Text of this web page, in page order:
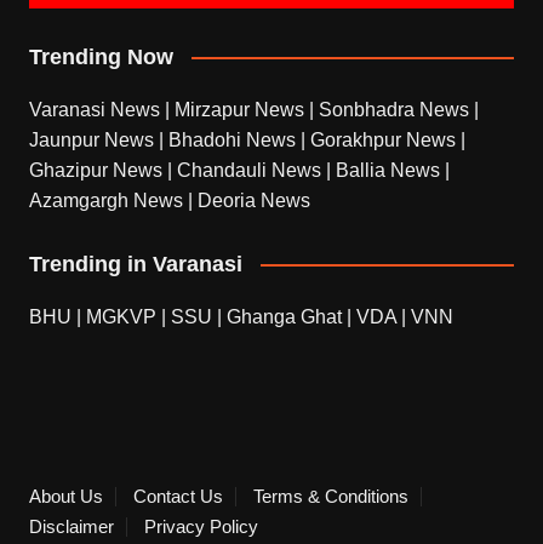
Trending Now
Varanasi News Mirzapur News Sonbhadra News
Jaunpur News
Bhadohi News Gorakhpur News
Ghazipur News
Chandauli News Ballia News
Azamgargh News
Deoria News
Trending in Varanasi
BHU MGKVP SSU Ghanga Ghat| VDA VNN
About Us Contact Us
Terms & Conditions
Disclaimer
Privacy Policy